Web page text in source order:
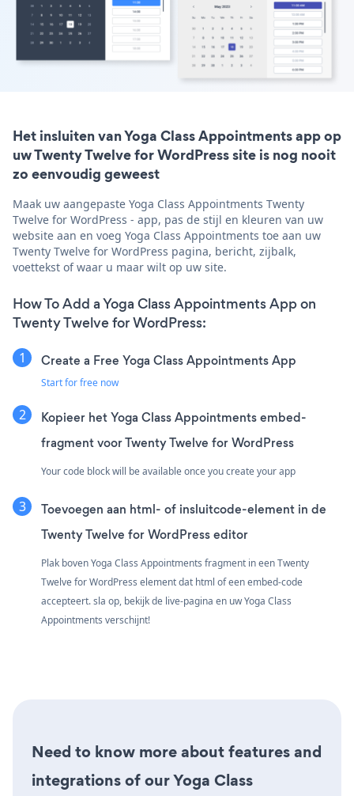
Het insluiten van Yoga Class Appointments app op
uw Twenty Twelve for WordPress site is nog nooit
zo eenvoudig geweest
Maak uw aangepaste Yoga Class Appointments Twenty
Twelve for WordPress - app, pas de stijl en kleuren van uw
website aan en voeg Yoga Class Appointments toe aan uw
Twenty Twelve for WordPress pagina, bericht, zijbalk,
voettekst of waar u maar wilt op uw site.
How To Add a Yoga Class Appointments App on
Twenty Twelve for WordPress:
Create a Free Yoga Class Appointments App
Start for free now
Kopieer het Yoga Class Appointments embed-
fragment voor Twenty Twelve for WordPress
Your code block will be available once you create your app
Toevoegen aan html- of insluitcode-element in de
Twenty Twelve for WordPress editor
Plak boven Yoga Class Appointments fragment in een Twenty
Twelve for WordPress element dat html of een embed-code
accepteert. sla op, bekijk de live-pagina en uw Yoga Class
Appointments verschijnt!
Need to know more about features and
integrations of our Yoga Class